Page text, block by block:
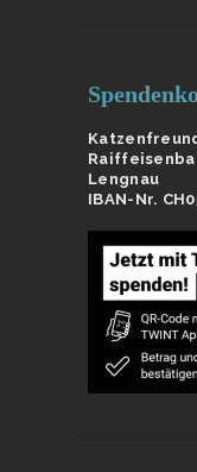
Lengnau
IBAN-Nr.